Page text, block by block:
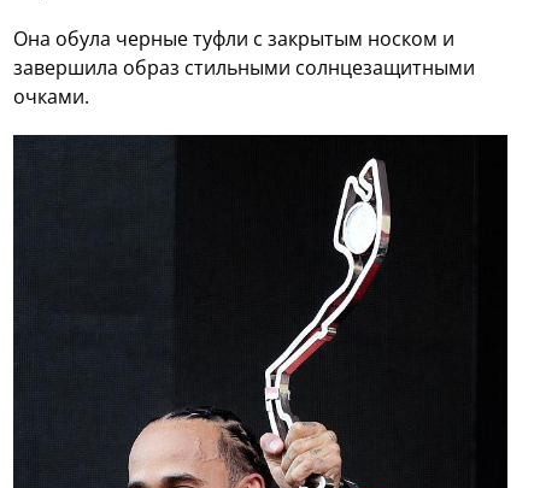
Она обула черные туфли с закрытым носком и
завершила образ стильными солнцезащитными
очками.